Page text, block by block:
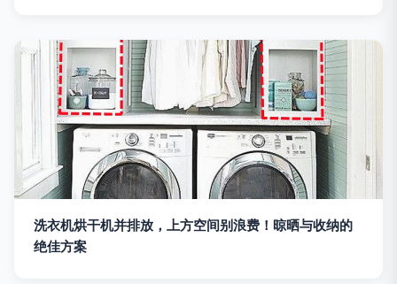
洗衣机烘干机并排放，上方空间别浪费！晾晒与收纳的
绝佳方案